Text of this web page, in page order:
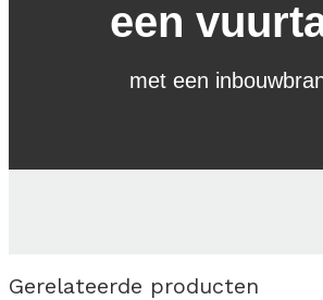
een
met een
Gerelateerde producten